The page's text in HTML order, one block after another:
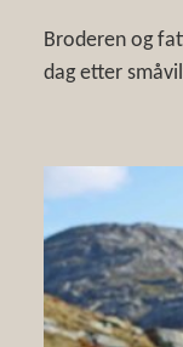
Broderen og
dag etter